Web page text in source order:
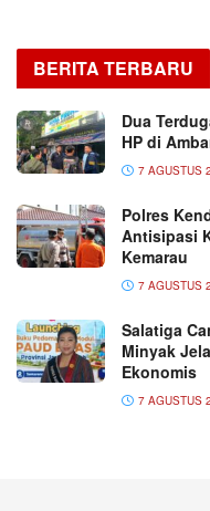
BERITA TERBARU
Dua
HP di
7 AGUSTUS
Polres
Antisipasi
Kemarau
7 AGUSTUS
Salatiga
Minyak
Ekonomis
7 AGUSTUS